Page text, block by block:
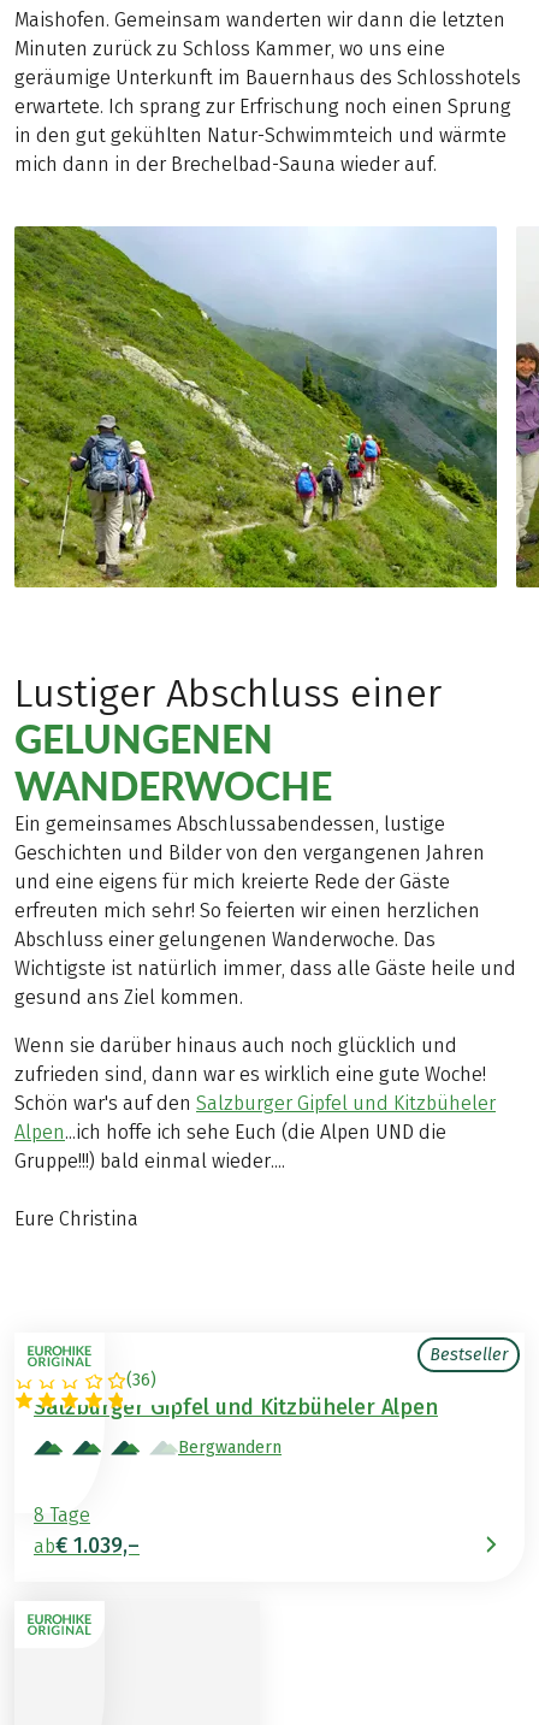
Maishofen. Gemeinsam wanderten wir dann die letzten
Minuten zurück zu Schloss Kammer, wo uns eine
geräumige Unterkunft im Bauernhaus des Schlosshotels
erwartete. Ich sprang zur Erfrischung noch einen Sprung
in den gut gekühlten Natur-Schwimmteich und wärmte
mich dann in der Brechelbad-Sauna wieder auf.
Lustiger Abschluss einer
GELUNGENEN
WANDERWOCHE
Ein gemeinsames Abschlussabendessen, lustige
Geschichten und Bilder von den vergangenen Jahren
und eine eigens für mich kreierte Rede der Gäste
erfreuten mich sehr! So feierten wir einen herzlichen
Abschluss einer gelungenen Wanderwoche. Das
Wichtigste ist natürlich immer, dass alle Gäste heile und
gesund ans Ziel kommen.
Wenn sie darüber hinaus auch noch glücklich und
zufrieden sind, dann war es wirklich eine gute Woche!
Schön war's auf den Salzburger Gipfel und Kitzbüheler
Alpen...ich hoffe ich sehe Euch (die Alpen UND die
Gruppe!!!) bald einmal wieder....
Eure Christina
Bestseller
(36)
ÖSTERREICH
Salzburger Gipfel und Kitzbüheler Alpen
Bergwandern
8 Tage
ab€ 1.039,–